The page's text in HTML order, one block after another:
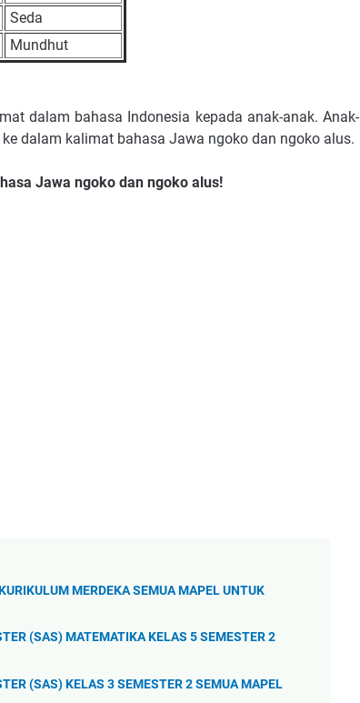
Seda
Mundhut
dalam bahasa Indonesia kepada anak-anak. Anak-
dalam kalimat bahasa Jawa ngoko dan ngoko alus.
Jawa ngoko dan ngoko alus!
MERDEKA SEMUA MAPEL UNTUK
(SAS) MATEMATIKA KELAS 5 SEMESTER 2
(SAS) KELAS 3 SEMESTER 2 SEMUA MAPEL